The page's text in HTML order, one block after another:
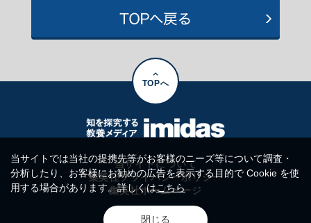
TOPへ
当サイトについて
集英社プライバシーポリシー
集英社ホームページ
当サイトでは当社の提携先等がお客様のニーズ等について調査・
分析したり、お客様にお勧めの広告を表示する目的で Cookie を使
用する場合があります。詳しくはこちら
閉じる